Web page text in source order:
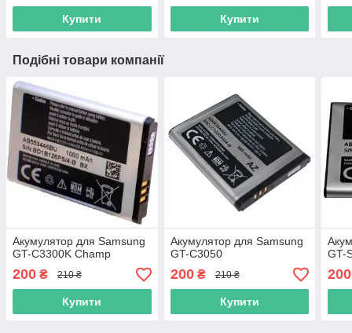
Купити Купити
Подібні товари компанії
Акумулятор для Samsung
GT-C3300K Champ
200 ₴ 210 ₴
Купити
Акумулятор для Samsung
GT-C3050
200₴ 210 ₴
Купити
GT-
200